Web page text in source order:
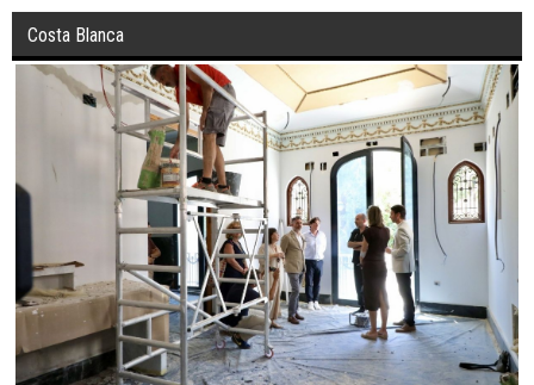
Costa Blanca